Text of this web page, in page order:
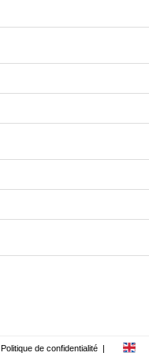
Politique de confidentialité |